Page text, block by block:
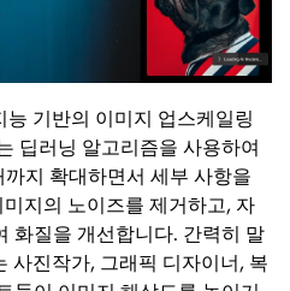
능 기반의 이미지 업스케일링
딥러닝 알고리즘을 사용하여
지 확대하면서 세부 사항을
지의 노이즈를 제거하고, 자
화질을 개선합니다. 간력히 말
사진작가, 그래픽 디자이너, 복